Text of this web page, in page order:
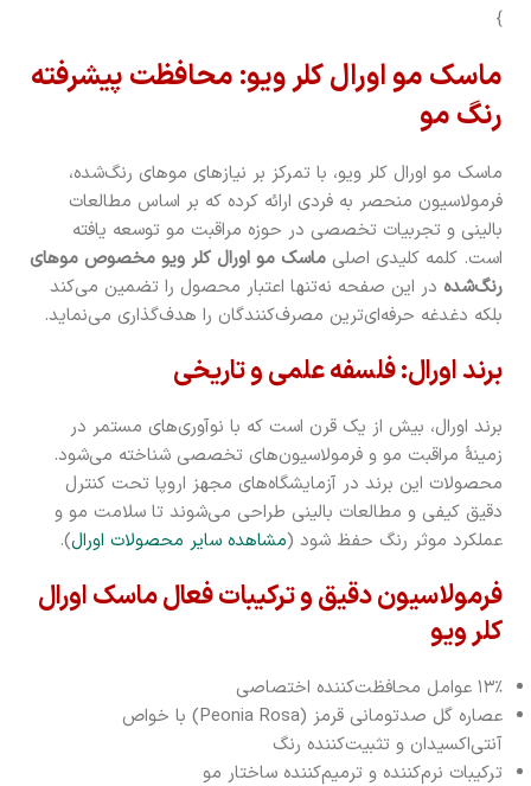
}
ماسک مو اورال کلر ویو: محافظت پیشرفته
رنگ مو
ماسک مو اورال کلر ویو، با تمرکز بر نیازهای موهای رنگ‌شده،
فرمولاسیون منحصر به فردی ارائه کرده که بر اساس مطالعات
بالینی و تجربیات تخصصی در حوزه مراقبت مو توسعه یافته
است. کلمه کلیدی اصلی ماسک مو اورال کلر ویو مخصوص موهای
رنگ‌شده در این صفحه نه‌تنها اعتبار محصول را تضمین می‌کند
بلکه دغدغه حرفه‌ای‌ترین مصرف‌کنندگان را هدف‌گذاری می‌نماید.
برند اورال: فلسفه علمی و تاریخی
برند اورال، بیش از یک قرن است که با نوآوری‌های مستمر در
زمینۀ مراقبت مو و فرمولاسیون‌های تخصصی شناخته می‌شود.
محصولات این برند در آزمایشگاه‌های مجهز اروپا تحت کنترل
دقیق کیفی و مطالعات بالینی طراحی می‌شوند تا سلامت مو و
عملکرد موثر رنگ حفظ شود (مشاهده سایر محصولات اورال).
فرمولاسیون دقیق و ترکیبات فعال ماسک اورال
کلر ویو
۱۳٪ عوامل محافظت‌کننده اختصاصی
عصاره گل صدتومانی قرمز (Peonia Rosa) با خواص
آنتی‌اکسیدان و تثبیت‌کننده رنگ
ترکیبات نرم‌کننده و ترمیم‌کننده ساختار مو